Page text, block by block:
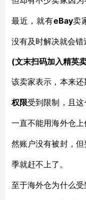
最近，就有eBay卖
没有及时解决就会错
(文末扫码加入精英
该卖家表示，本来
权限受到限制，且
一直不能用海外仓
然账户没有被封，
季就赶不上了。
至于海外仓为什么